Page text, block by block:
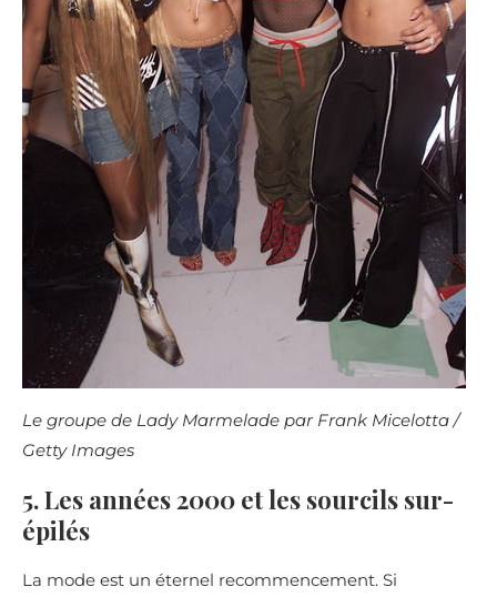
Le groupe de Lady Marmelade par Frank Micelotta /
Getty Images
5. Les années 2000 et les sourcils sur-
épilés
La mode est un éternel recommencement. Si